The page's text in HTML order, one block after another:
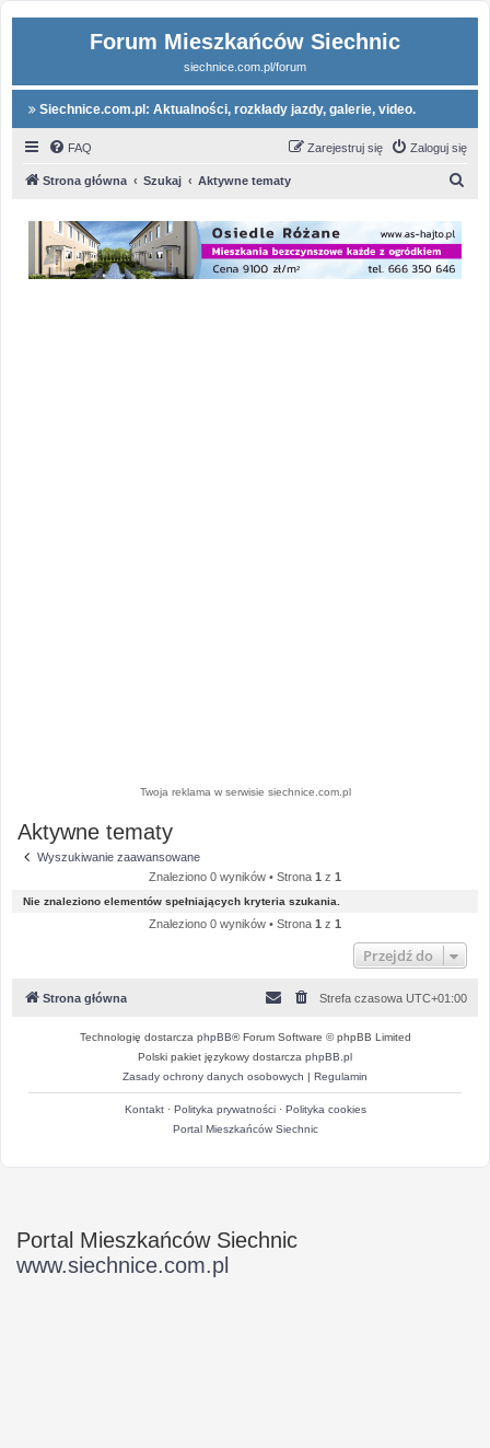
Forum Mieszkańców Siechnic
siechnice.com.pl/forum
Siechnice.com.pl: Aktualności, rozkłady jazdy, galerie, video.
FAQ Zaloguj się
Zarejestruj się
Strona główna Szukaj Aktywne tematy
Twoja reklama w serwisie siechnice.com.pl
Aktywne tematy
Wyszukiwanie zaawansowane
Znaleziono 0 wyników • Strona 1 z 1
Nie znaleziono elementów spełniających kryteria szukania.
Znaleziono 0 wyników • Strona 1 z 1
Przejdź do
Strona główna Strefa czasowa UTC+01:00
Technologię dostarcza phpBB® Forum Software © phpBB Limited
Polski pakiet językowy dostarcza phpBB.pl
Zasady ochrony danych osobowych | Regulamin
Kontakt· Polityka prywatności· Polityka cookies
Portal Mieszkańców Siechnic
Portal Mieszkańców Siechnic
www.siechnice.com.pl